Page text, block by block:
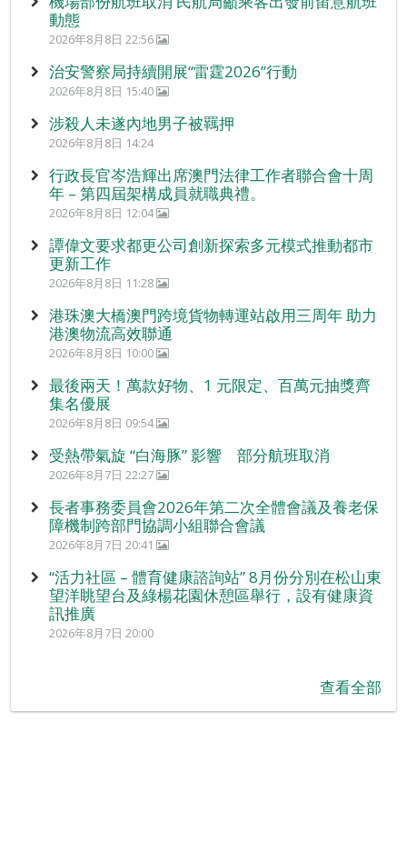
動態
2026年8月8日 22:56
治安警察局持續開展“雷霆2026”行動
2026年8月8日 15:40
涉殺人未遂內地男子被羈押
2026年8月8日 14:24
行政長官岑浩輝出席澳門法律工作者聯合會十周
年 – 第四屆架構成員就職典禮。
2026年8月8日 12:04
譚偉文要求都更公司創新探索多元模式推動都市
更新工作
2026年8月8日 11:28
港珠澳大橋澳門跨境貨物轉運站啟用三周年 助力
港澳物流高效聯通
2026年8月8日 10:00
最後兩天！萬款好物、1 元限定、百萬元抽獎齊
集名優展
2026年8月8日 09:54
受熱帶氣旋 “白海豚” 影響 部分航班取消
2026年8月7日 22:27
長者事務委員會2026年第二次全體會議及養老保
障機制跨部門協調小組聯合會議
2026年8月7日 20:41
“活力社區 – 體育健康諮詢站” 8月份分別在松山東
望洋眺望台及綠楊花園休憩區舉行，設有健康資
訊推廣
2026年8月7日 20:00
查看全部